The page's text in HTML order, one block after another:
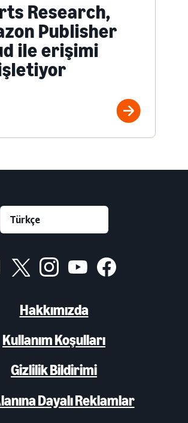
Research,
Publisher
ile erişimi
Hakkımızda
Kullanım Koşulları
Gizlilik Bildirimi
Dayalı Reklamlar